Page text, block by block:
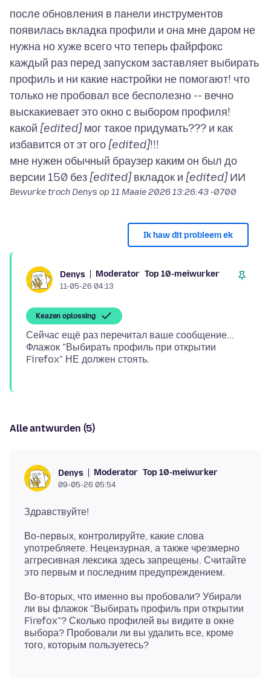
после обновления в панели инструментов
появилась вкладка профили и она мне даром не
нужна но хуже всего что теперь файрфокс
каждый раз перед запуском заставляет выбирать
профиль и ни какие настройки не помогают! что
только не пробовал все бесполезно -- вечно
выскакиевает это окно с выбором профиля!
какой [edited]мог такое придумать??? и как
избавится от эт ого [edited]!!!
мне нужен обычный браузер каким он был до
версии 150 без [edited]вкладок и [edited]
Bewurke troch Denys op 11 Maaie 2026 13:26:43 -0700
Ik haw dit probleem ek
Denys Moderator Top 10-meiwurker
11-05-26 04:13
Keazen oplossing
Сейчас ещё раз перечитал ваше сообщение...
Флажок "Выбирать профиль при открытии
Alle antwurden (5)
Denys Moderator Top 10-meiwurker
09-05-26 05:54
Во-первых, контролируйте, какие слова
употребляете. Нецензурная, а также чрезмерно
аггресивная лексика здесь запрещены. Считайте
Во-вторых, что именно вы пробовали? Убирали
ли вы флажок "Выбирать профиль при открытии
Firefox"? Сколько профилей вы видите в окне
выбора? Пробовали ли вы удалить все, кроме